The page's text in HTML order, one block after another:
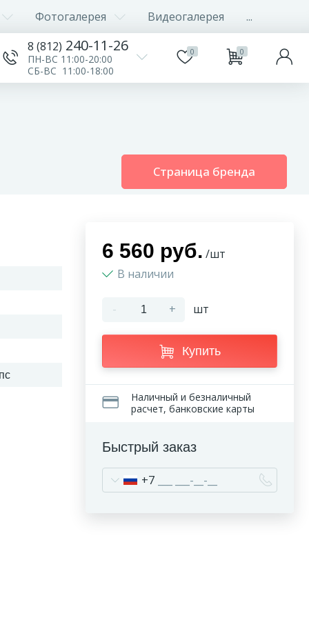
Фотогалерея Видеогалерея ...
8 (812) 240-11-26
ПН-ВС 11:00-20:00
СБ-ВС 11:00-18:00
0 0
Страница бренда
6 560 руб. /шт
В наличии
- + шт
Купить
Наличный и безналичный
расчет, банковские карты
Быстрый заказ
+7